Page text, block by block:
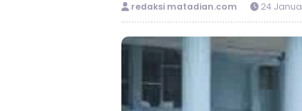
redaksi matadian.com 24